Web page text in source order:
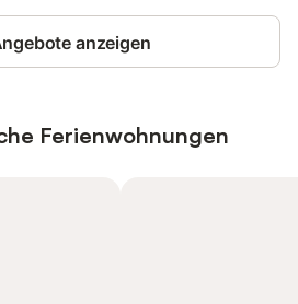
anzeigen
Ferienwohnungen